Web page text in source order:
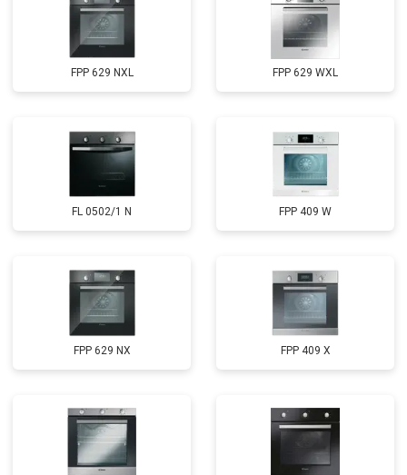
FPP 629 NXL FPP 629 WXL
FL 0502/1 N FPP 409 W
FPP 629 NX FPP 409 X